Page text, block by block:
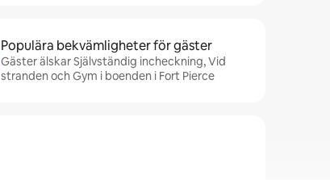
Populära bekvämligheter för gäster
Gäster älskar Självständig incheckning, Vid
stranden och Gym i boenden i Fort Pierce